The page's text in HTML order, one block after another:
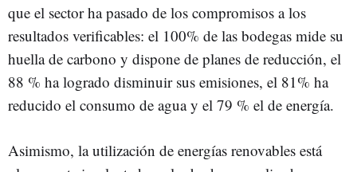
que el sector ha pasado de los compromisos a los
resultados verificables: el 100% de las bodegas mide su
huella de carbono y dispone de planes de reducción, el
88 % ha logrado disminuir sus emisiones, el 81% ha
reducido el consumo de agua y el 79 % el de energía.
Asimismo, la utilización de energías renovables está